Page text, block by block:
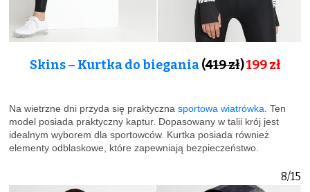
Skins – Kurtka do biegania(419 zł)199 zł
Na wietrzne dni przyda się praktyczna sportowa wiatrówka . Ten
model posiada praktyczny kaptur. Dopasowany w talii krój jest
idealnym wyborem dla sportowców. Kurtka posiada również
elementy odblaskowe, które zapewniają bezpieczeństwo.
8/15